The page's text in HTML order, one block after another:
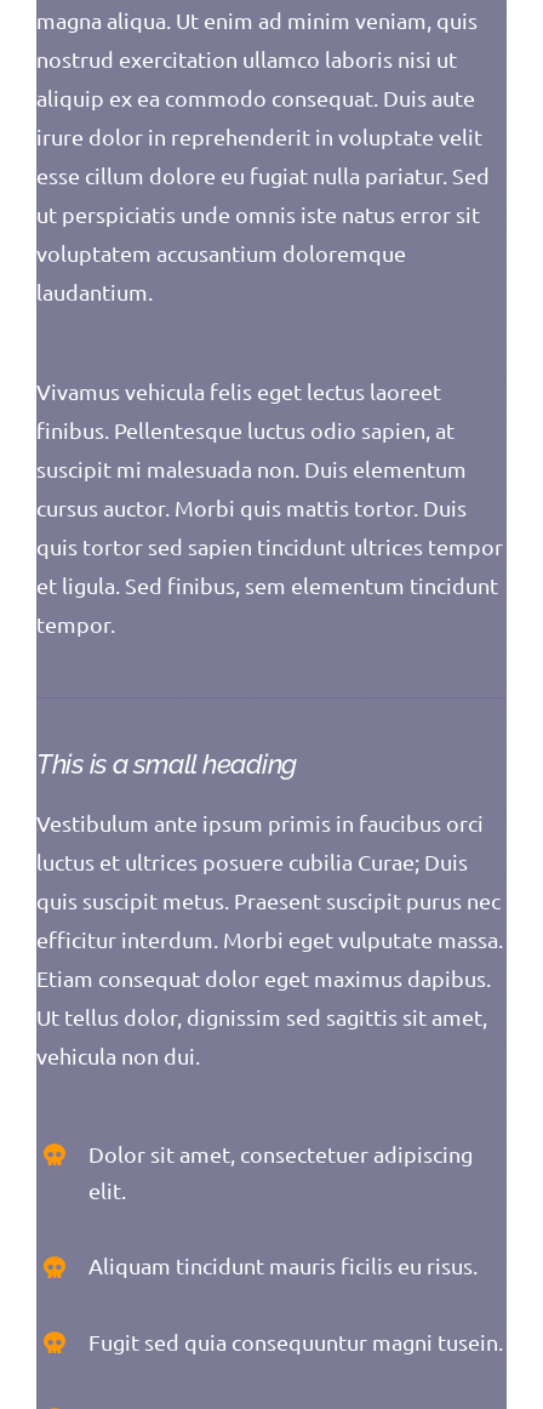
magna aliqua. Ut enim ad minim veniam, quis
nostrud exercitation ullamco laboris nisi ut
aliquip ex ea commodo consequat. Duis aute
irure dolor in reprehenderit in voluptate velit
esse cillum dolore eu fugiat nulla pariatur. Sed
ut perspiciatis unde omnis iste natus error sit
voluptatem accusantium doloremque
laudantium.
Vivamus vehicula felis eget lectus laoreet
finibus. Pellentesque luctus odio sapien, at
suscipit mi malesuada non. Duis elementum
cursus auctor. Morbi quis mattis tortor. Duis
quis tortor sed sapien tincidunt ultrices tempor
et ligula. Sed finibus, sem elementum tincidunt
tempor.
This is a small heading
Vestibulum ante ipsum primis in faucibus orci
luctus et ultrices posuere cubilia Curae; Duis
quis suscipit metus. Praesent suscipit purus nec
efficitur interdum. Morbi eget vulputate massa.
Etiam consequat dolor eget maximus dapibus.
Ut tellus dolor, dignissim sed sagittis sit amet,
vehicula non dui.
Dolor sit amet, consectetuer adipiscing
elit.
Aliquam tincidunt mauris ficilis eu risus.
Fugit sed quia consequuntur magni tusein.